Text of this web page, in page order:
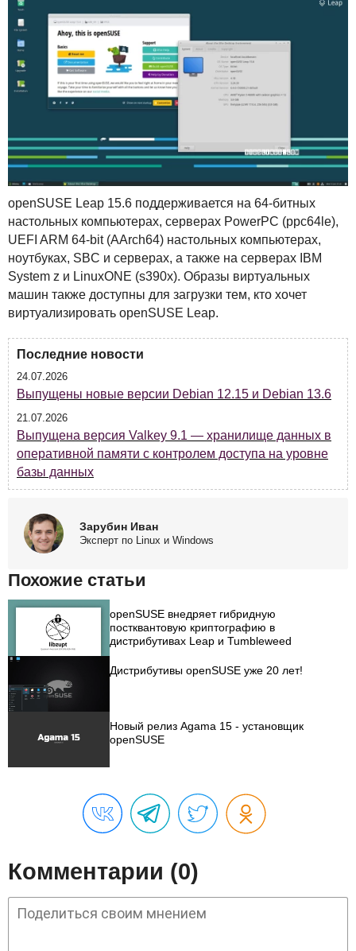
openSUSE Leap 15.6 поддерживается на 64-битных
настольных компьютерах, серверах PowerPC (ppc64le),
UEFI ARM 64-bit (AArch64) настольных компьютерах,
ноутбуках, SBC и серверах, а также на серверах IBM
System z и LinuxONE (s390x). Образы виртуальных
машин также доступны для загрузки тем, кто хочет
виртуализировать openSUSE Leap.
Последние новости
24.07.2026
Выпущены новые версии Debian 12.15 и Debian 13.6
21.07.2026
Выпущена версия Valkey 9.1 — хранилище данных в
оперативной памяти с контролем доступа на уровне
базы данных
Зарубин Иван
Эксперт по Linux и Windows
Похожие статьи
openSUSE внедряет гибридную
постквантовую криптографию в
дистрибутивах Leap и Tumbleweed
Дистрибутивы openSUSE уже 20 лет!
Новый релиз Agama 15 - установщик
openSUSE
Комментарии (0)